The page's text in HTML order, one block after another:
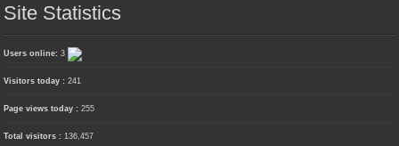
Site Statistics
Users online:3
Visitors today :241
Page views today :255
Total visitors :136,457